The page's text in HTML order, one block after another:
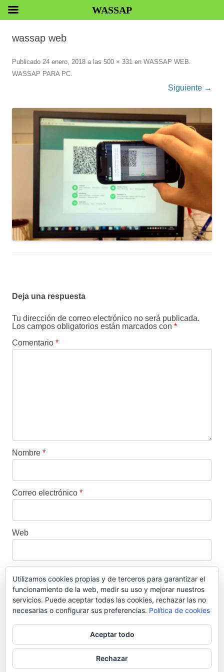
wassap web
Publicado 24 enero, 2018 a las 500 × 331 en WASSAP WEB.
WASSAP PARA PC.
Siguiente →
Deja una respuesta
Tu dirección de correo electrónico no será publicada.
Los campos obligatorios están marcados con *
Comentario *
Nombre *
Correo electrónico *
Web
Este sitio usa Akismet para reducir el spam.Aprende
cómo se procesan los datos de tus comentarios.
Wassap.net proporciona ayuda no oficial para la aplicación WhatsApp.
La marca pertenece a Facebook y no tenemos relación alguna con ella.
WASSAP
Utilizamos cookies propias y de terceros para garantizar el
funcionamiento de la web, medir su uso y mejorar nuestros
servicios. Puede aceptar todas las cookies, rechazar las no
necesarias o configurar sus preferencias. Política de cookies
Aceptar todo
Rechazar